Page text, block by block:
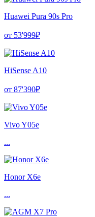
Huawei Pura 90s Pro
от 53'999₽
HiSense A10
от 87'390₽
Vivo Y05e
...
Honor X6e
...